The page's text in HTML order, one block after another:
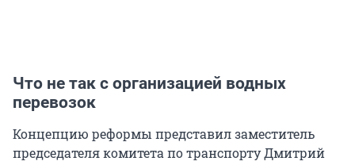
Что не так с организацией водных
перевозок
Концепцию реформы представил заместитель
председателя комитета по транспорту Дмитрий